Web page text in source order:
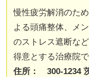
慢性疲労解消のた
よる頭痛整体、メ
のストレス遮断な
得意とする治療院で
住所： 300-1234